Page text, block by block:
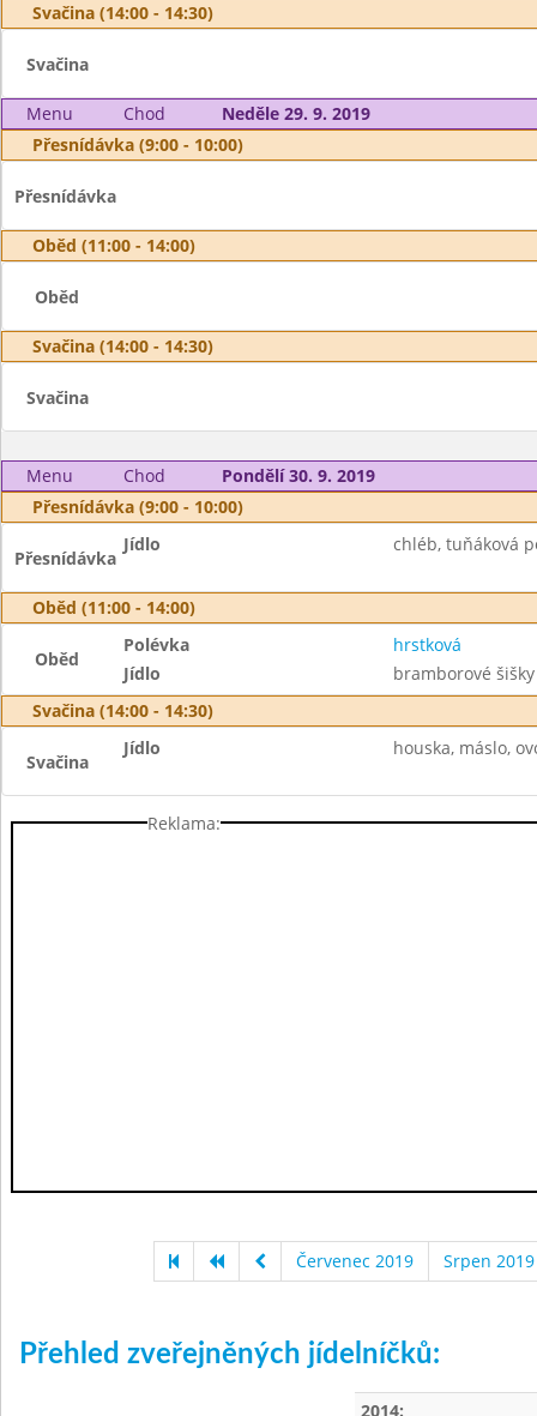
Svačina (14:00 - 14:30)
Svačina
Menu Chod
Neděle 29. 9. 2019
Přesnídávka (9:00 - 10:00)
Přesnídávka
Oběd (11:00 - 14:00)
Oběd
Svačina (14:00 - 14:30)
Svačina
Menu Chod
Pondělí 30. 9. 2019
Přesnídávka (9:00 - 10:00)
Přesnídávka
Jídlo chléb, tuňáková
Oběd (11:00 - 14:00)
Oběd
Polévka
hrstková
Jídlo
bramborové
Svačina (14:00 - 14:30)
Svačina
Jídlo houska, máslo,
Reklama:
Červenec 2019 Srpen 2019
Přehled zveřejněných jídelníčků:
2014: